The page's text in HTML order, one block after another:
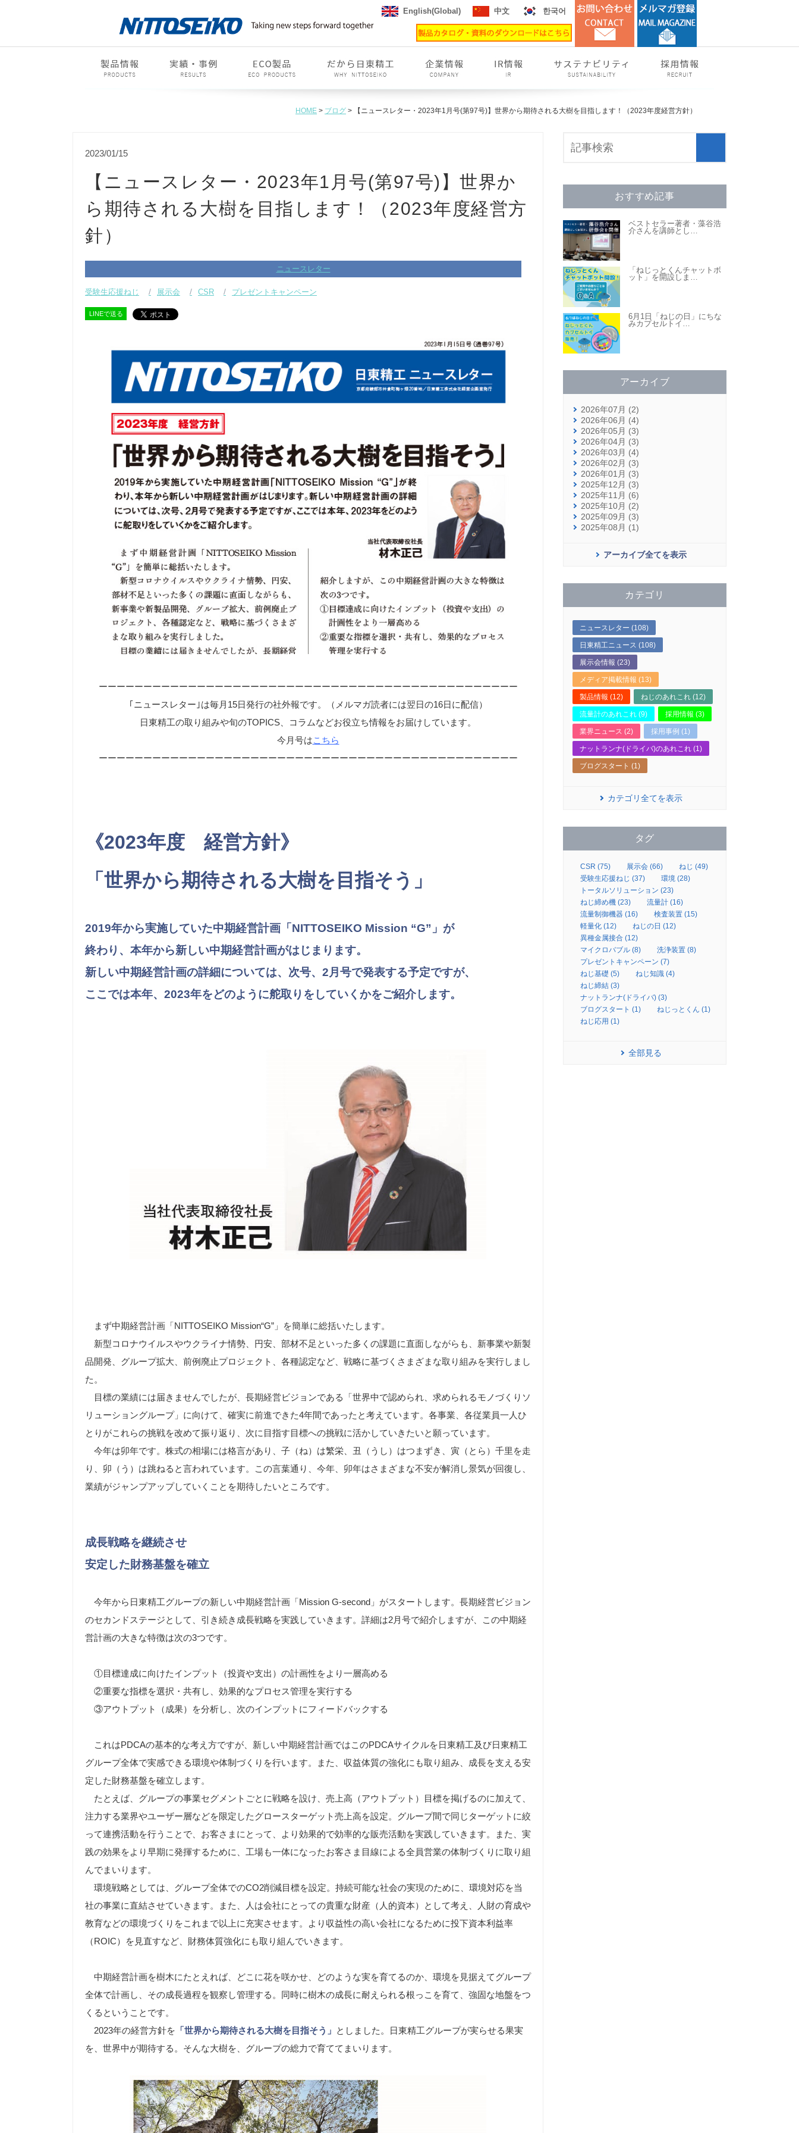
English(Global) 中文 한국어
HOME > ブログ > 【ニュースレター・2023年1月号(第97号)】世界から期待される大樹を目指します！（2023年度経営方針）
2023/01/15
【ニュースレター・2023年1月号(第97号)】世界か
ら期待される大樹を目指します！（2023年度経営方
針）
ニュースレター
受験生応援ねじ 展示会 CSR プレゼントキャンペーン
LINEで送る
ーーーーーーーーーーーーーーーーーーーーーーーーーーーーーーーーーーーーーーーーーーーーーーー
｢ニュースレター｣は毎月15日発行の社外報です。（メルマガ読者には翌日の16日に配信）
日東精工の取り組みや旬のTOPICS、コラムなどお役立ち情報をお届けしています。
今月号はこちら
ーーーーーーーーーーーーーーーーーーーーーーーーーーーーーーーーーーーーーーーーーーーーーーー
《2023年度 経営方針》
「世界から期待される大樹を目指そう」
2019年から実施していた中期経営計画「NITTOSEIKO Mission “G”」が
終わり、本年から新しい中期経営計画がはじまります。
新しい中期経営計画の詳細については、次号、2月号で発表する予定ですが、
ここでは本年、2023年をどのように舵取りをしていくかをご紹介します。
まず中期経営計画「NITTOSEIKO Mission“G”」を簡単に総括いたします。
新型コロナウイルスやウクライナ情勢、円安、部材不足といった多くの課題に直面しながらも、新事業や新製
品開発、グループ拡大、前例廃止プロジェクト、各種認定など、戦略に基づくさまざまな取り組みを実行しまし
た。
目標の業績には届きませんでしたが、長期経営ビジョンである「世界中で認められ、求められるモノづくりソ
リューショングループ」に向けて、確実に前進できた4年間であったと考えています。各事業、各従業員一人ひ
とりがこれらの挑戦を改めて振り返り、次に目指す目標への挑戦に活かしていきたいと願っています。
今年は卯年です。株式の相場には格言があり、子（ね）は繁栄、丑（うし）はつまずき、寅（とら）千里を走
り、卯（う）は跳ねると言われています。この言葉通り、今年、卯年はさまざまな不安が解消し景気が回復し、
業績がジャンプアップしていくことを期待したいところです。
成長戦略を継続させ
安定した財務基盤を確立
今年から日東精工グループの新しい中期経営計画「Mission G-second」がスタートします。長期経営ビジョン
のセカンドステージとして、引き続き成長戦略を実践していきます。詳細は2月号で紹介しますが、この中期経
営計画の大きな特徴は次の3つです。
①目標達成に向けたインプット（投資や支出）の計画性をより一層高める
②重要な指標を選択・共有し、効果的なプロセス管理を実行する
③アウトプット（成果）を分析し、次のインプットにフィードバックする
これはPDCAの基本的な考え方ですが、新しい中期経営計画ではこのPDCAサイクルを日東精工及び日東精工
グループ全体で実感できる環境や体制づくりを行います。また、収益体質の強化にも取り組み、成長を支える安
定した財務基盤を確立します。
たとえば、グループの事業セグメントごとに戦略を設け、売上高（アウトプット）目標を掲げるのに加えて、
注力する業界やユーザー層などを限定したグロースターゲット売上高を設定。グループ間で同じターゲットに絞
って連携活動を行うことで、お客さまにとって、より効果的で効率的な販売活動を実践していきます。また、実
践の効果をより早期に発揮するために、工場も一体になったお客さま目線による全員営業の体制づくりに取り組
んでまいります。
環境戦略としては、グループ全体でのCO2削減目標を設定。持続可能な社会の実現のために、環境対応を当
社の事業に直結させていきます。また、人は会社にとっての貴重な財産（人的資本）として考え、人財の育成や
教育などの環境づくりをこれまで以上に充実させます。より収益性の高い会社になるために投下資本利益率
（ROIC）を見直すなど、財務体質強化にも取り組んでいきます。
中期経営計画を樹木にたとえれば、どこに花を咲かせ、どのような実を育てるのか、環境を見据えてグループ
全体で計画し、その成長過程を観察し管理する。同時に樹木の成長に耐えられる根っこを育て、強固な地盤をつ
くるということです。
2023年の経営方針を 「世界から期待される大樹を目指そう」 としました。日東精工グループが実らせる果実
を、世界中が期待する。そんな大樹を、グループの総力で育ててまいります。
おすすめ記事
ベストセラー著者・藻谷浩
介さんを講師とし …
「ねじっとくんチャットボ
ット」を開設しま …
6月1日「ねじの日」にちな
みカプセルトイ …
アーカイブ
2026年07月 (2)
2026年06月 (4)
2026年05月 (3)
2026年04月 (3)
2026年03月 (4)
2026年02月 (3)
2026年01月 (3)
2025年12月 (3)
2025年11月 (6)
2025年10月 (2)
2025年09月 (3)
2025年08月 (1)
アーカイブ全てを表示
カテゴリ
ニュースレター (108)
日東精工ニュース (108)
展示会情報 (23)
メディア掲載情報 (13)
製品情報 (12) ねじのあれこれ (12)
流量計のあれこれ (9) 採用情報 (3)
業界ニュース (2) 採用事例 (1)
ナットランナ(ドライバ)のあれこれ (1)
ブログスタート (1)
カテゴリ全てを表示
タグ
CSR (75) 展示会 (66)
ねじ (49)
受験生応援ねじ (37)
環境 (28)
トータルソリューション (23)
ねじ締め機 (23)
流量計 (16)
流量制御機器 (16)
検査装置 (15)
軽量化 (12)
ねじの日 (12)
異種金属接合 (12)
マイクロバブル (8)
洗浄装置 (8)
プレゼントキャンペーン (7)
ねじ基礎 (5)
ねじ知識 (4)
ねじ締結 (3)
ナットランナ(ドライバ) (3)
ブログスタート (1)
ねじっとくん (1)
ねじ応用 (1)
全部見る